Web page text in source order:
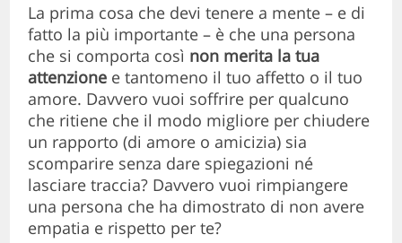
La prima cosa che devi tenere a mente – e di
fatto la più importante – è che una persona
che si comporta così non merita la tua
attenzione e tantomeno il tuo affetto o il tuo
amore. Davvero vuoi soffrire per qualcuno
che ritiene che il modo migliore per chiudere
un rapporto (di amore o amicizia) sia
scomparire senza dare spiegazioni né
lasciare traccia? Davvero vuoi rimpiangere
una persona che ha dimostrato di non avere
empatia e rispetto per te?